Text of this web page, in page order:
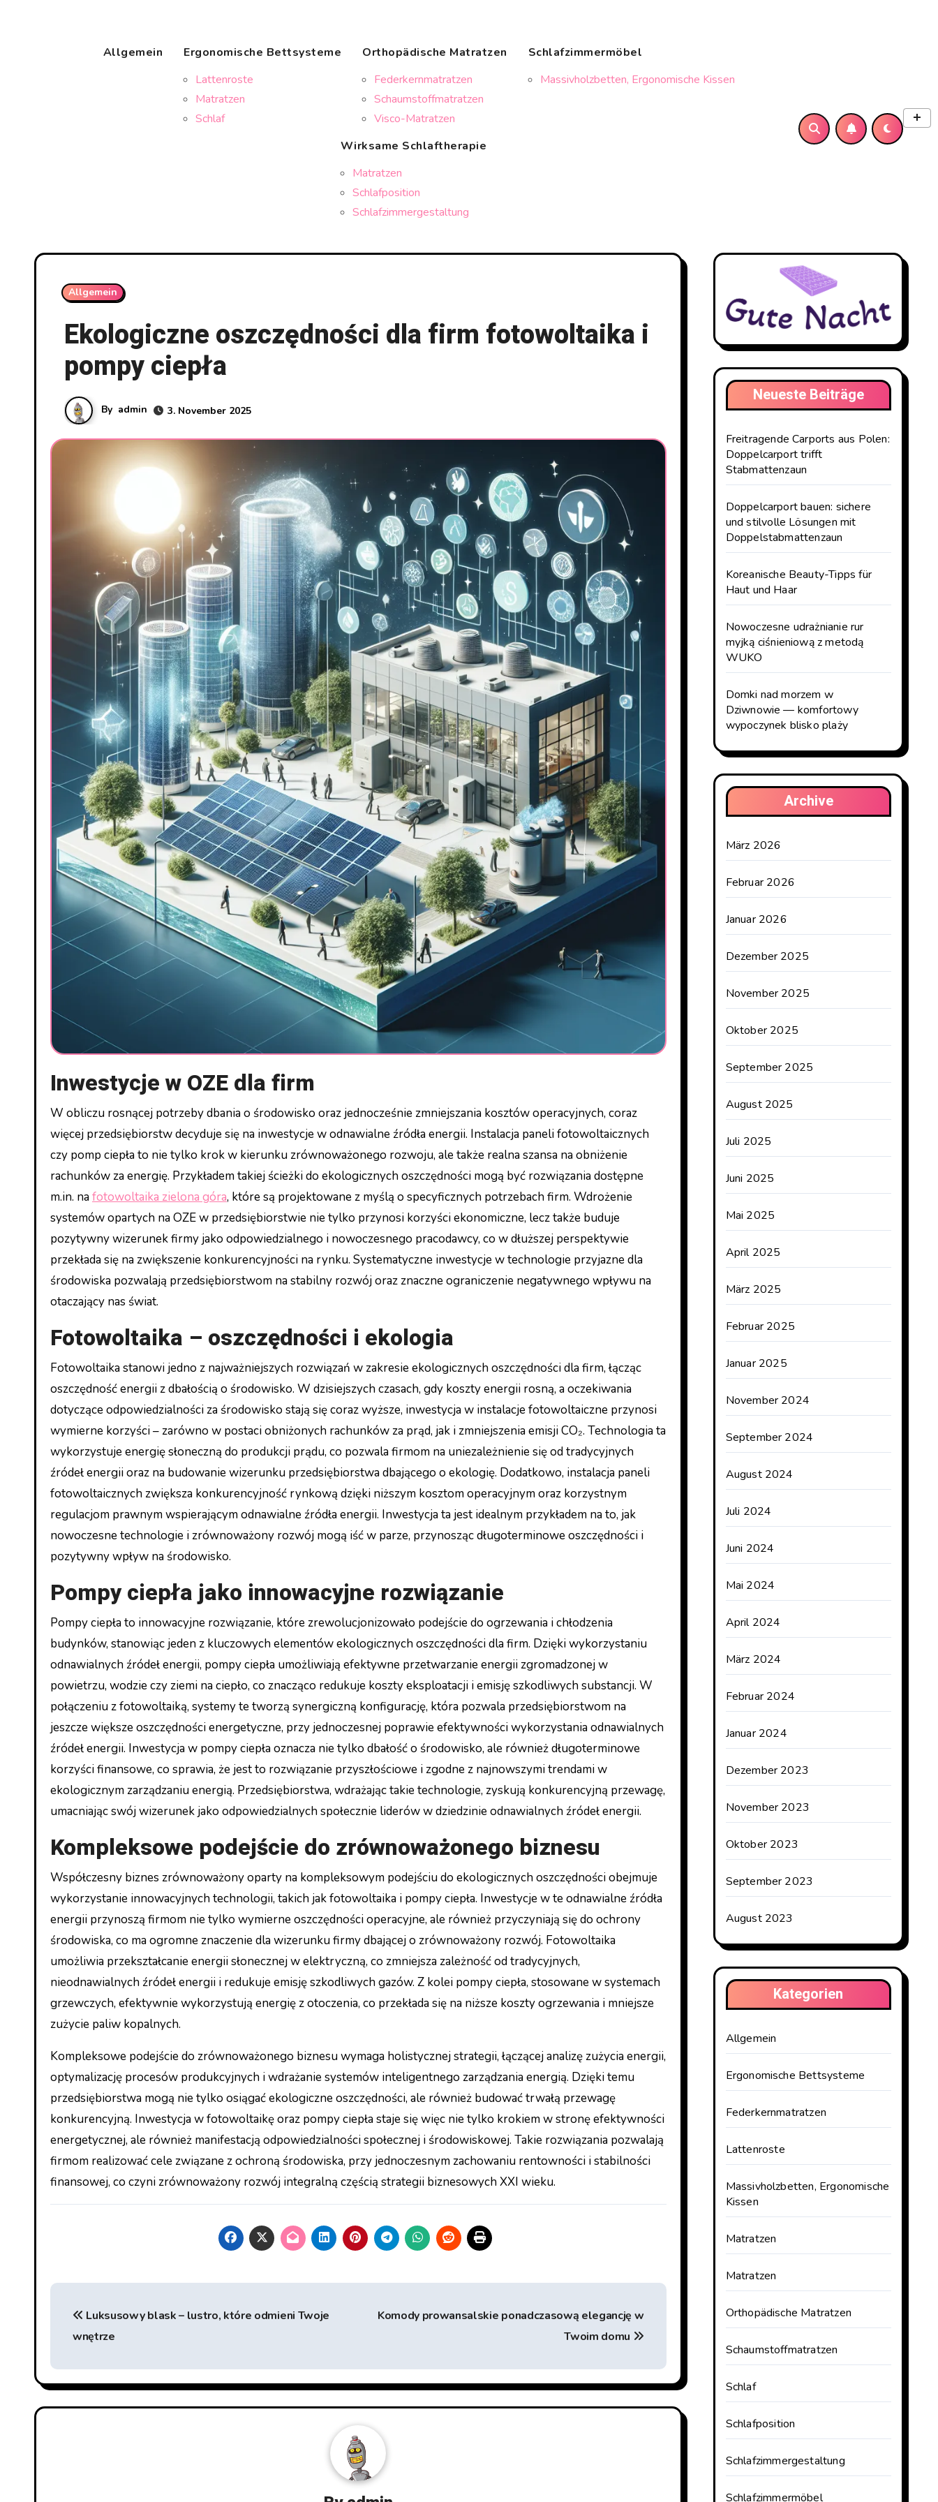
Allgemein
Ergonomische Bettsysteme
Lattenroste
Matratzen
Schlaf
Orthopädische Matratzen
Federkernmatratzen
Schaumstoffmatratzen
Visco-Matratzen
Schlafzimmermöbel
Massivholzbetten, Ergonomische Kissen
Wirksame Schlaftherapie
Matratzen
Schlafposition
Schlafzimmergestaltung
Allgemein
Ekologiczne oszczędności dla firm fotowoltaika i
pompy ciepła
By admin 3. November 2025
Inwestycje w OZE dla firm
W obliczu rosnącej potrzeby dbania o środowisko oraz jednocześnie zmniejszania kosztów operacyjnych, coraz
więcej przedsiębiorstw decyduje się na inwestycje w odnawialne źródła energii. Instalacja paneli fotowoltaicznych
czy pomp ciepła to nie tylko krok w kierunku zrównoważonego rozwoju, ale także realna szansa na obniżenie
rachunków za energię. Przykładem takiej ścieżki do ekologicznych oszczędności mogą być rozwiązania dostępne
m.in. nafotowoltaika zielona góra, które są projektowane z myślą o specyficznych potrzebach firm. Wdrożenie
systemów opartych na OZE w przedsiębiorstwie nie tylko przynosi korzyści ekonomiczne, lecz także buduje
pozytywny wizerunek firmy jako odpowiedzialnego i nowoczesnego pracodawcy, co w dłuższej perspektywie
przekłada się na zwiększenie konkurencyjności na rynku. Systematyczne inwestycje w technologie przyjazne dla
środowiska pozwalają przedsiębiorstwom na stabilny rozwój oraz znaczne ograniczenie negatywnego wpływu na
otaczający nas świat.
Fotowoltaika – oszczędności i ekologia
Fotowoltaika stanowi jedno z najważniejszych rozwiązań w zakresie ekologicznych oszczędności dla firm, łącząc
oszczędność energii z dbałością o środowisko. W dzisiejszych czasach, gdy koszty energii rosną, a oczekiwania
dotyczące odpowiedzialności za środowisko stają się coraz wyższe, inwestycja w instalacje fotowoltaiczne przynosi
wymierne korzyści – zarówno w postaci obniżonych rachunków za prąd, jak i zmniejszenia emisji CO₂. Technologia ta
wykorzystuje energię słoneczną do produkcji prądu, co pozwala firmom na uniezależnienie się od tradycyjnych
źródeł energii oraz na budowanie wizerunku przedsiębiorstwa dbającego o ekologię. Dodatkowo, instalacja paneli
fotowoltaicznych zwiększa konkurencyjność rynkową dzięki niższym kosztom operacyjnym oraz korzystnym
regulacjom prawnym wspierającym odnawialne źródła energii. Inwestycja ta jest idealnym przykładem na to, jak
nowoczesne technologie i zrównoważony rozwój mogą iść w parze, przynosząc długoterminowe oszczędności i
pozytywny wpływ na środowisko.
Pompy ciepła jako innowacyjne rozwiązanie
Pompy ciepła to innowacyjne rozwiązanie, które zrewolucjonizowało podejście do ogrzewania i chłodzenia
budynków, stanowiąc jeden z kluczowych elementów ekologicznych oszczędności dla firm. Dzięki wykorzystaniu
odnawialnych źródeł energii, pompy ciepła umożliwiają efektywne przetwarzanie energii zgromadzonej w
powietrzu, wodzie czy ziemi na ciepło, co znacząco redukuje koszty eksploatacji i emisję szkodliwych substancji. W
połączeniu z fotowoltaiką, systemy te tworzą synergiczną konfigurację, która pozwala przedsiębiorstwom na
jeszcze większe oszczędności energetyczne, przy jednoczesnej poprawie efektywności wykorzystania odnawialnych
źródeł energii. Inwestycja w pompy ciepła oznacza nie tylko dbałość o środowisko, ale również długoterminowe
korzyści finansowe, co sprawia, że jest to rozwiązanie przyszłościowe i zgodne z najnowszymi trendami w
ekologicznym zarządzaniu energią. Przedsiębiorstwa, wdrażając takie technologie, zyskują konkurencyjną przewagę,
umacniając swój wizerunek jako odpowiedzialnych społecznie liderów w dziedzinie odnawialnych źródeł energii.
Kompleksowe podejście do zrównoważonego biznesu
Współczesny biznes zrównoważony oparty na kompleksowym podejściu do ekologicznych oszczędności obejmuje
wykorzystanie innowacyjnych technologii, takich jak fotowoltaika i pompy ciepła. Inwestycje w te odnawialne źródła
energii przynoszą firmom nie tylko wymierne oszczędności operacyjne, ale również przyczyniają się do ochrony
środowiska, co ma ogromne znaczenie dla wizerunku firmy dbającej o zrównoważony rozwój. Fotowoltaika
umożliwia przekształcanie energii słonecznej w elektryczną, co zmniejsza zależność od tradycyjnych,
nieodnawialnych źródeł energii i redukuje emisję szkodliwych gazów. Z kolei pompy ciepła, stosowane w systemach
grzewczych, efektywnie wykorzystują energię z otoczenia, co przekłada się na niższe koszty ogrzewania i mniejsze
zużycie paliw kopalnych.
Kompleksowe podejście do zrównoważonego biznesu wymaga holistycznej strategii, łączącej analizę zużycia energii,
optymalizację procesów produkcyjnych i wdrażanie systemów inteligentnego zarządzania energią. Dzięki temu
przedsiębiorstwa mogą nie tylko osiągać ekologiczne oszczędności, ale również budować trwałą przewagę
konkurencyjną. Inwestycja w fotowoltaikę oraz pompy ciepła staje się więc nie tylko krokiem w stronę efektywności
energetycznej, ale również manifestacją odpowiedzialności społecznej i środowiskowej. Takie rozwiązania pozwalają
firmom realizować cele związane z ochroną środowiska, przy jednoczesnym zachowaniu rentowności i stabilności
finansowej, co czyni zrównoważony rozwój integralną częścią strategii biznesowych XXI wieku.
Beitragsnavigation
Luksusowy blask – lustro, które odmieni Twoje
wnętrze
Komody prowansalskie ponadczasową elegancję w
Twoim domu
Neueste Beiträge
Freitragende Carports aus Polen:
Doppelcarport trifft
Stabmattenzaun
Doppelcarport bauen: sichere
und stilvolle Lösungen mit
Doppelstabmattenzaun
Koreanische Beauty-Tipps für
Haut und Haar
Nowoczesne udrażnianie rur
myjką ciśnieniową z metodą
WUKO
Domki nad morzem w
Dziwnowie — komfortowy
wypoczynek blisko plaży
Archive
März 2026
Februar 2026
Januar 2026
Dezember 2025
November 2025
Oktober 2025
September 2025
August 2025
Juli 2025
Juni 2025
Mai 2025
April 2025
März 2025
Februar 2025
Januar 2025
November 2024
September 2024
August 2024
Juli 2024
Juni 2024
Mai 2024
April 2024
März 2024
Februar 2024
Januar 2024
Dezember 2023
November 2023
Oktober 2023
September 2023
August 2023
Kategorien
Allgemein
Ergonomische Bettsysteme
Federkernmatratzen
Lattenroste
Massivholzbetten, Ergonomische
Kissen
Matratzen
Matratzen
Orthopädische Matratzen
Schaumstoffmatratzen
Schlaf
Schlafposition
Schlafzimmergestaltung
Schlafzimmermöbel